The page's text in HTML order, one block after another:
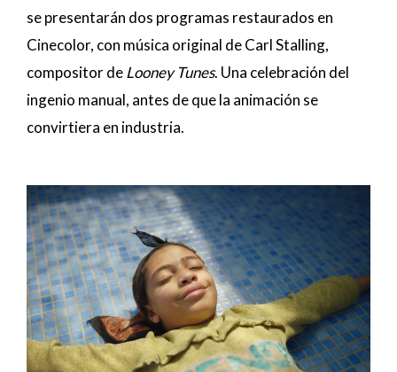
se presentarán dos programas restaurados en
Cinecolor, con música original de Carl Stalling,
compositor deLooney Tunes. Una celebración del
ingenio manual, antes de que la animación se
convirtiera en industria.